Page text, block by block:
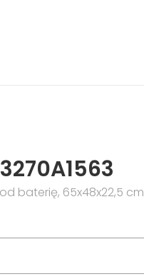
baterię, 65x48x22,5 cm